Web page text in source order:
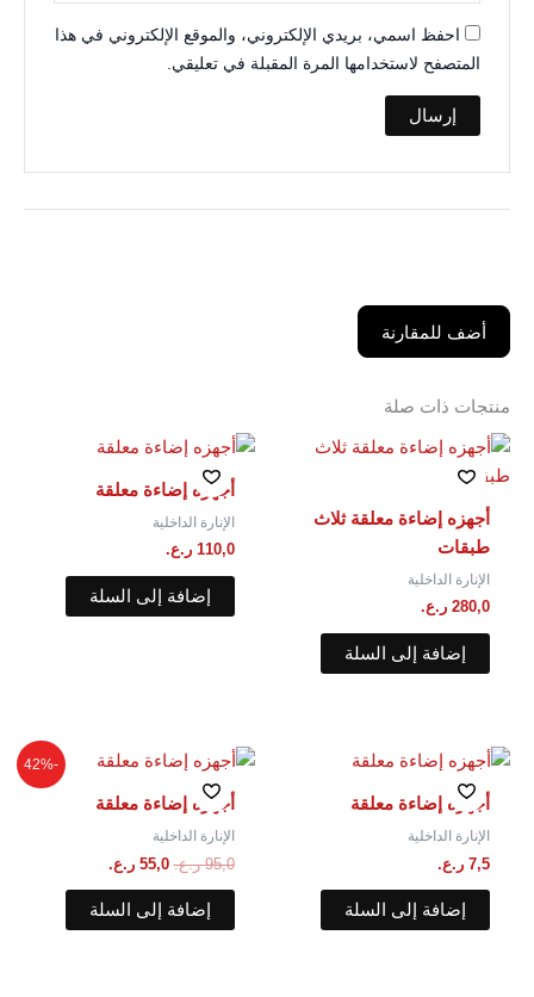
احفظ اسمي، بريدي الإلكتروني، والموقع الإلكتروني في هذا
المتصفح لاستخدامها المرة المقبلة في تعليقي.
أضف للمقارنة
منتجات ذات صلة
أجهزه إضاءة معلقة ثلاث
طبقات
الإنارة الداخلية
280,0 ر.ع.
إضافة إلى السلة
أجهزه إضاءة معلقة
الإنارة الداخلية
110,0 ر.ع.
إضافة إلى السلة
أجهزه إضاءة معلقة
الإنارة الداخلية
7,5 ر.ع.
إضافة إلى السلة
-42%
أجهزه إضاءة معلقة
الإنارة الداخلية
95,0 ر.ع.
السعر
هو:
95,0 ر.ع..
55,0 ر.ع.
السعر
هو:
إضافة إلى السلة